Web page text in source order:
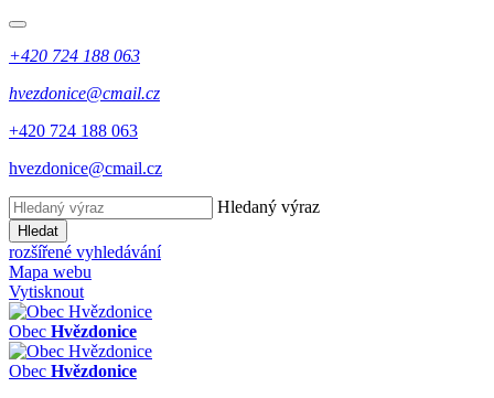
+420 724 188 063
hvezdonice@cmail.cz
+420 724 188 063
hvezdonice@cmail.cz
Hledaný výraz
Hledat
rozšířené vyhledávání
Mapa webu
Vytisknout
Obec Hvězdonice
Obec Hvězdonice